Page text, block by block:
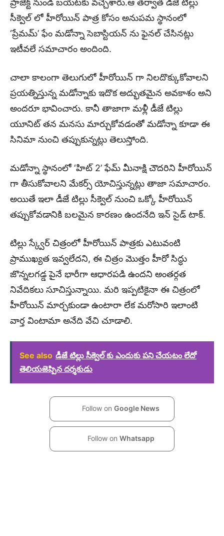
ప్రాజెక్ట్ నుండి బయటకు వచ్చేశారు.ఆ తర్వాత డీజే టిల్లు
సీక్వెల్ లో హీరోయిన్ పాత్ర కోసం అనుపమ స్థానంలో
‘ప్రేమమ్’ ఫేం మడోన్నా సెబాస్టియన్ ను ఫైనల్ చేసినట్లు
ఇటీవలే సమాచారం అందింది.
చాలా కాలంగా తెలుగులో హీరోయిన్ గా నిలదొక్కుకోవాలని
ప్రయత్నిస్తున్న మడోన్నాకు ఇదొక అద్భుతమైన అవకాశం అని
అందరూ భావించారు. కానీ తాజాగా మళ్లీ డీజే టిల్లు
యూనిట్ తన మనసు మార్చుకోవడంతో మడోన్నా కూడా ఈ
సినిమా నుంచి తప్పుకున్నట్లు తెలుస్తోంది.
మడోన్నా స్థానంలో ‘హిట్ 2’ ఫేమ్ మీనాక్షి చౌదరిని హీరోయిన్
గా తీసుకోవాలని మేకర్స్ యోచిస్తున్నట్లు తాజా సమాచారం.
అయితే ఇలా డీజే టిల్లు సీక్వెల్ నుంచి ఒక్కో హీరోయిన్
తప్పుకోవడానికి బలమైన కారణం ఉందనేది ఇన్ సైడ్ టాక్.
టిల్లు స్క్వేర్ చిత్రంలో హీరోయిన్ పాత్రకు ఎటువంటి
ప్రాముఖ్యత ఇవ్వలేదని, ఈ చిత్రం మొత్తం హీరో సిద్ధు
జొన్నలగడ్డ పైనే భారీగా ఆధారపడి ఉందని అంతర్గత
నివేదికలు సూచిస్తున్నాయి. మరి ఇప్పటికైనా ఈ చిత్రంలో
హీరోయిన్ మార్చకుండా ఉంటారా లేక మరోసారి ఇలాంటి
వార్త వింటామా అనేది వేచి చూడాలి.
See also డీజే టిల్లు సీక్వెల్ కు ఎందుకు పని చేయటం లేదో
తెలియజెప్పిన దర్శకుడు
Follow on Google News
Follow on Whatsapp